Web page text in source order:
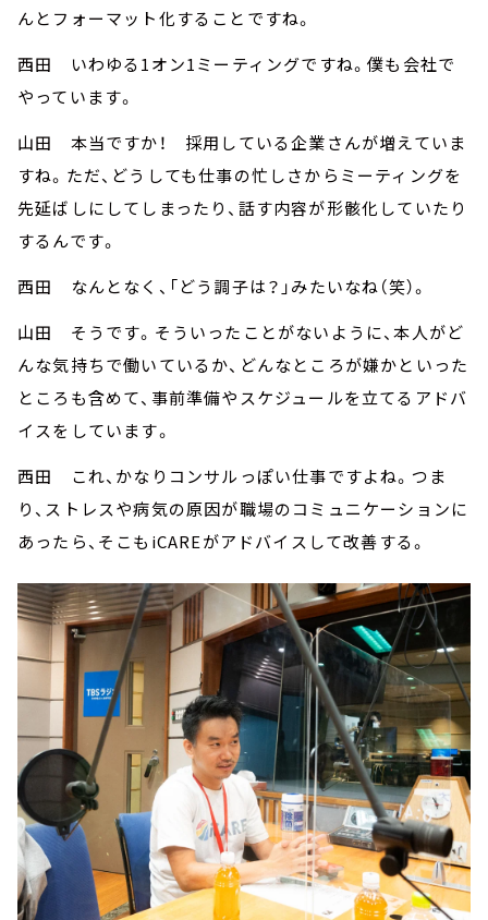
んとフォーマット化することですね。
西田 いわゆる1オン1ミーティングですね。僕も会社で
やっています。
山田 本当ですか！ 採用している企業さんが増えていま
すね。ただ、どうしても仕事の忙しさからミーティングを
先延ばしにしてしまったり、話す内容が形骸化していたり
するんです。
西田 なんとなく、「どう調子は？」みたいなね（笑）。
山田 そうです。そういったことがないように、本人がど
んな気持ちで働いているか、どんなところが嫌かといった
ところも含めて、事前準備やスケジュールを立てるアドバ
イスをしています。
西田 これ、かなりコンサルっぽい仕事ですよね。つま
り、ストレスや病気の原因が職場のコミュニケーションに
あったら、そこもiCAREがアドバイスして改善する。